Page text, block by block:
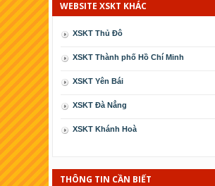
WEBSITE XSKT KHÁC
XSKT Thủ Đô
XSKT Thành phố Hồ Chí Minh
XSKT Yên Bái
XSKT Ðà Nẳng
XSKT Khánh Hoà
XSKT Phú Yên
THÔNG TIN CẦN BIẾT